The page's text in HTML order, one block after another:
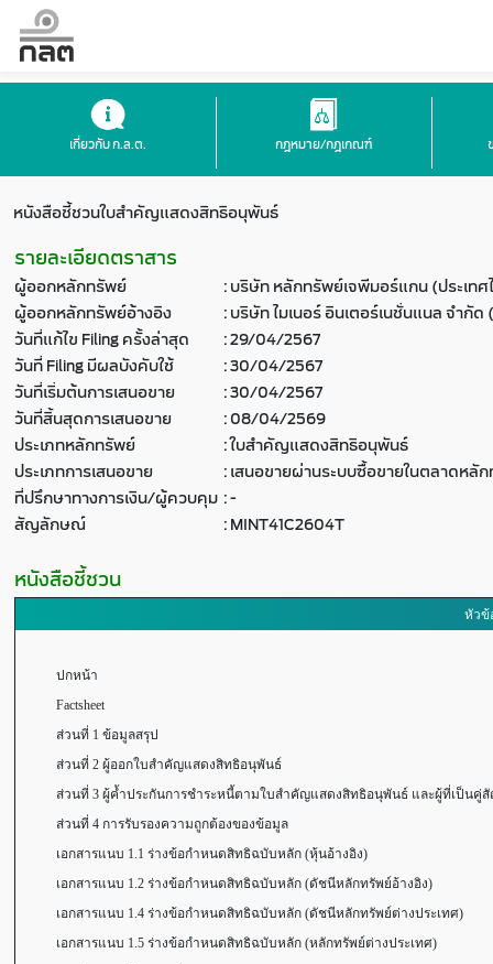
เกี่ยวกับ ก.ล.ต. กฎหมาย/กฎเกณฑ์
หนังสือชี้ชวนใบสำคัญแสดงสิทธิอนุพันธ์
รายละเอียดตราสาร
ผู้ออกหลักทรัพย์ :บริษัท หลักทรัพย์เจพีมอร์แกน (ประเท
ผู้ออกหลักทรัพย์อ้างอิง
:บริษัท ไมเนอร์ อินเตอร์เนชั่นแนล จำกั
วันที่แก้ไข Filing ครั้งล่าสุด
:29/04/2567
วันที่ Filing มีผลบังคับใช้
:30/04/2567
วันที่เริ่มต้นการเสนอขาย
:30/04/2567
วันที่สิ้นสุดการเสนอขาย
:08/04/2569
ประเภทหลักทรัพย์
:ใบสำคัญแสดงสิทธิอนุพันธ์
ประเภทการเสนอขาย
:เสนอขายผ่านระบบซื้อขายในตลาดหลั
ที่ปรึกษาทางการเงิน/ผู้ควบคุม :-
สัญลักษณ์
:MINT41C2604T
หนังสือชี้ชวน
หัวข้
ปกหน้า
Factsheet
ส่วนที่ 1 ข้อมูลสรุป
ส่วนที่ 2 ผู้ออกใบสำคัญแสดงสิทธิอนุพันธ์
ส่วนที่ 3 ผู้ค้ำประกันการชำระหนี้ตามใบสำคัญแสดงสิทธิอนุพันธ์ และผู้ที่เป็นคู่สั
ส่วนที่ 4 การรับรองความถูกต้องของข้อมูล
เอกสารแนบ 1.1 ร่างข้อกำหนดสิทธิฉบับหลัก (หุ้นอ้างอิง)
เอกสารแนบ 1.2 ร่างข้อกำหนดสิทธิฉบับหลัก (ดัชนีหลักทรัพย์อ้างอิง)
เอกสารแนบ 1.4 ร่างข้อกำหนดสิทธิฉบับหลัก (ดัชนีหลักทรัพย์ต่างประเทศ)
เอกสารแนบ 1.5 ร่างข้อกำหนดสิทธิฉบับหลัก (หลักทรัพย์ต่างประเทศ)